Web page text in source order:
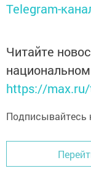
Telegram-
Читайте
https://
Подписывайтесь